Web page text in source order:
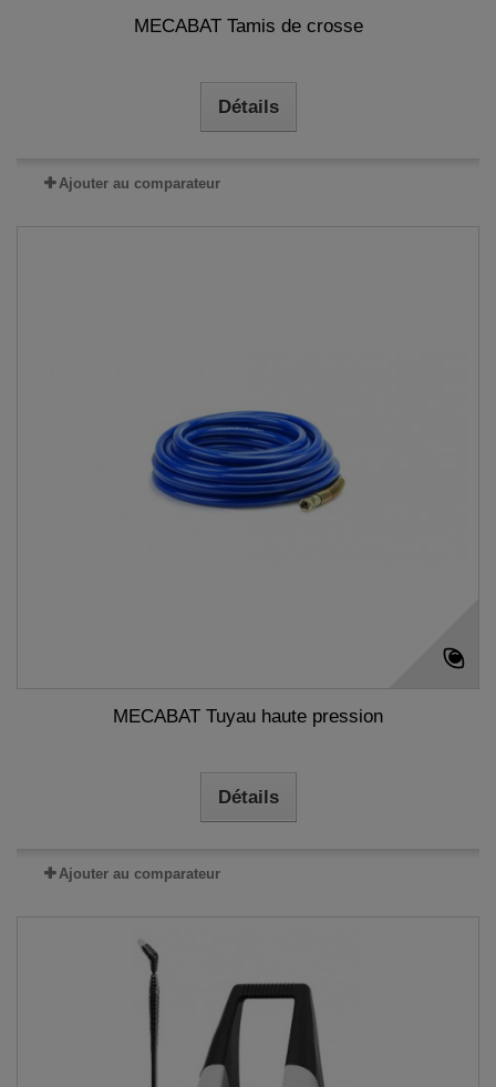
MECABAT Tamis de crosse
Détails
Ajouter au comparateur
MECABAT Tuyau haute pression
Détails
Ajouter au comparateur